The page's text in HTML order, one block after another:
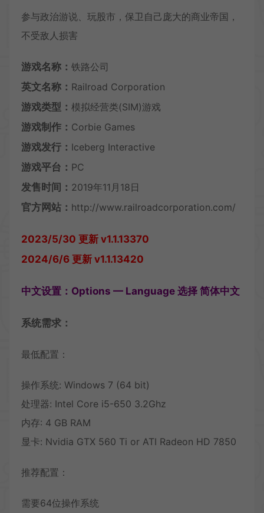
参与政治游说、玩股市，保卫自己庞大的商业帝国，
不受敌人损害
游戏名称： 铁路公司
英文名称： Railroad Corporation
游戏类型： 模拟经营类(SIM)游戏
游戏制作： Corbie Games
游戏发行： Iceberg Interactive
游戏平台： PC
发售时间： 2019年11月18日
官方网站： http://www.railroadcorporation.com/
2023/5/30 更新 v1.1.13370
2024/6/6 更新 v1.1.13420
中文设置：Options — Language 选择 简体中文
系统需求：
最低配置：
操作系统: Windows 7 (64 bit)
处理器: Intel Core i5-650 3.2Ghz
内存: 4 GB RAM
显卡: Nvidia GTX 560 Ti or ATI Radeon HD 7850
推荐配置：
需要64位操作系统